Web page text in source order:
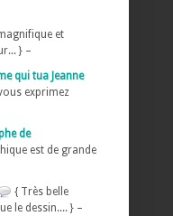
et
} –
qui tua Jeanne
exprimez
de
est de grande
{ Très belle
le dessin.... } –